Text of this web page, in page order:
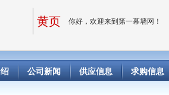
黄页 你好，欢迎来到第一幕墙网！
公司新闻 供应信息 求购信息